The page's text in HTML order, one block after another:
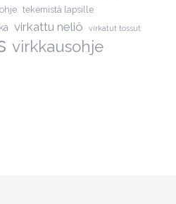
tekemistä lapsille
virkattu neliö virkatut tossut
virkkausohje